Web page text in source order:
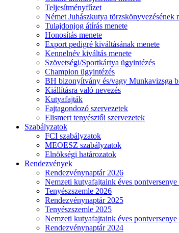
Teljesítményfűzet
Német Juhászkutya törzskönyvezésének
Tulajdonjog átírás menete
Honosítás menete
Export pedigré kiváltásának menete
Kennelnév kiváltás menete
Szövetségi/Sportkártya ügyintézés
Champion ügyintézés
BH bizonyítvány és/vagy Munkavizsga
Kiállításra való nevezés
Kutyafajták
Fajtagondozó szervezetek
Elismert tenyésztői szervezetek
Szabályzatok
FCI szabályzatok
MEOESZ szabályzatok
Elnökségi határozatok
Rendezvények
Rendezvénynaptár 2026
Nemzeti kutyafajtaink éves pontversenye
Tenyészszemle 2026
Rendezvénynaptár 2025
Tenyészszemle 2025
Nemzeti kutyafajtaink éves pontversenye
Rendezvénynaptár 2024